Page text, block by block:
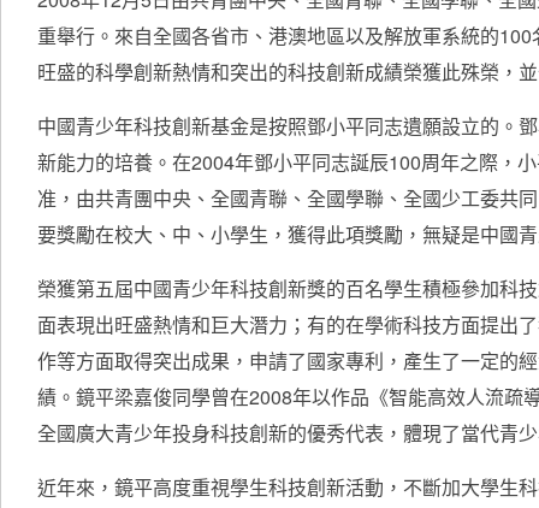
重舉行。來自全國各省市、港澳地區以及解放軍系統的
旺盛的科學創新熱情和突出的科技創新成績榮獲此殊榮，
中國青少年科技創新基金是按照鄧小平同志遺願設立的。
新能力的培養。在2004年鄧小平同志誕辰100周年之際，
准，由共青團中央、全國青聯、全國學聯、全國少工委共
要獎勵在校大、中、小學生，獲得此項獎勵，無疑是中國
榮獲第五屆中國青少年科技創新獎的百名學生積極參加科
面表現出旺盛熱情和巨大潛力；有的在學術科技方面提出
作等方面取得突出成果，申請了國家專利，產生了一定的
績。鏡平梁嘉俊同學曾在2008年以作品《智能高效人流
全國廣大青少年投身科技創新的優秀代表，體現了當代青
近年來，鏡平高度重視學生科技創新活動，不斷加大學生